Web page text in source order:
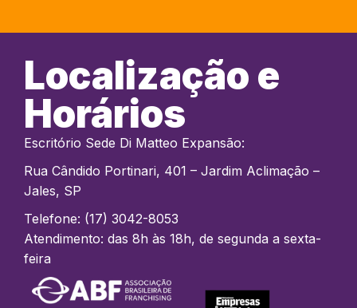
Localização e
Horários
Escritório Sede Di Matteo Expansão:
Rua Cândido Portinari, 401 – Jardim Aclimação –
Jales, SP
Telefone: (17) 3042-8053
Atendimento: das 8h às 18h, de segunda a sexta-
feira